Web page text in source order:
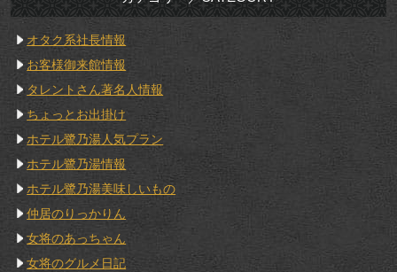
オタク系社長情報
お客様御来館情報
タレントさん著名人情報
ちょっとお出掛け
ホテル鷺乃湯人気プラン
ホテル鷺乃湯情報
ホテル鷺乃湯美味しいもの
仲居のりっかりん
女将のあっちゃん
女将のグルメ日記